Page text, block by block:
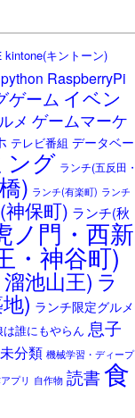
kintone(キントーン)
python RaspberryPi
ゲーム イベン
メ ゲームマーケ
テレビ番組 データベー
ング ランチ(五反田・
) ランチ(有楽町) ランチ
保町) ランチ(秋
ノ門・西新
・神谷町)
池山王) ラ
) ランチ限定グルメ
は誰にもやらん 息子
未分類 機械学習・ディープ
プリ 自作物 読書食